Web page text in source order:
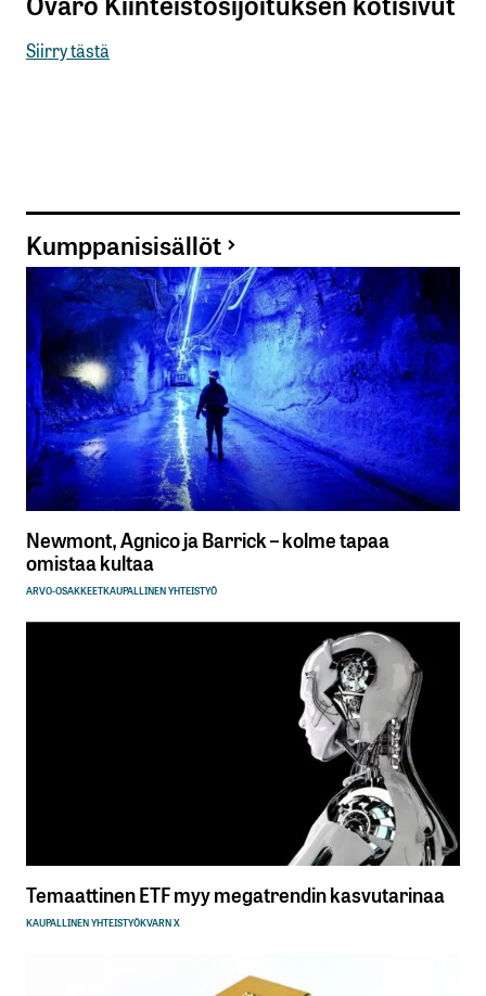
Siirry tästä
Kumppanisisällöt
Newmont, Agnico ja Barrick – kolme tapaa
omistaa kultaa
ARVO-OSAKKEETKAUPALLINEN YHTEISTYÖ
Temaattinen ETF myy megatrendin kasvutarinaa
KAUPALLINEN YHTEISTYÖKVARN X